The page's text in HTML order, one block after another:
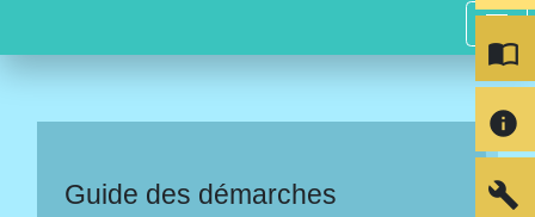
menu
Guide des démarches
import_contacts
info
build